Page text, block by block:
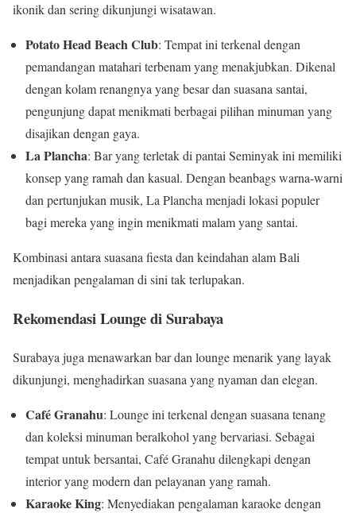
ikonik dan sering dikunjungi wisatawan.
Potato Head Beach Club: Tempat ini terkenal dengan
pemandangan matahari terbenam yang menakjubkan. Dikenal
dengan kolam renangnya yang besar dan suasana santai,
pengunjung dapat menikmati berbagai pilihan minuman yang
disajikan dengan gaya.
La Plancha: Bar yang terletak di pantai Seminyak ini memiliki
konsep yang ramah dan kasual. Dengan beanbags warna-warni
dan pertunjukan musik, La Plancha menjadi lokasi populer
bagi mereka yang ingin menikmati malam yang santai.
Kombinasi antara suasana fiesta dan keindahan alam Bali
menjadikan pengalaman di sini tak terlupakan.
Rekomendasi Lounge di Surabaya
Surabaya juga menawarkan bar dan lounge menarik yang layak
dikunjungi, menghadirkan suasana yang nyaman dan elegan.
Café Granahu: Lounge ini terkenal dengan suasana tenang
dan koleksi minuman beralkohol yang bervariasi. Sebagai
tempat untuk bersantai, Café Granahu dilengkapi dengan
interior yang modern dan pelayanan yang ramah.
Karaoke King: Menyediakan pengalaman karaoke dengan